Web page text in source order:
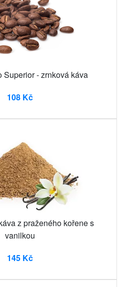
Superior - zrnková káva
108 Kč
z praženého kořene s
vanilkou
145 Kč